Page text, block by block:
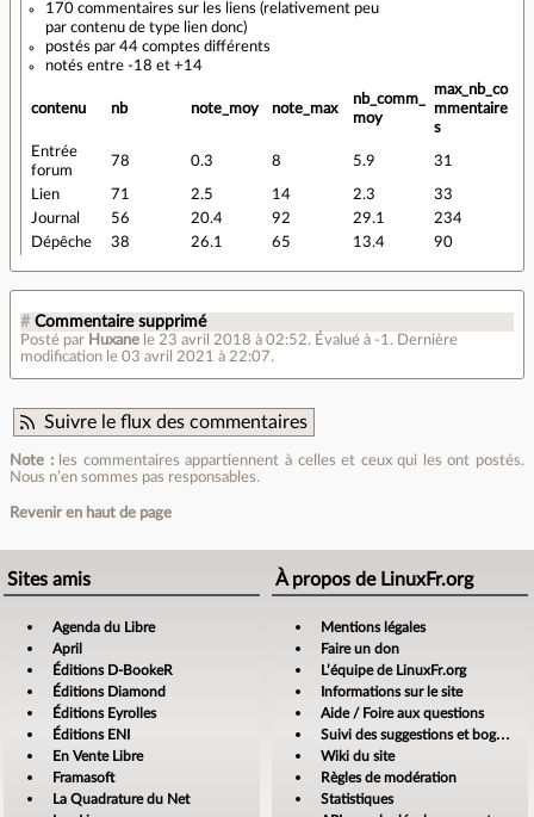
170 commentaires sur les liens (relativement peu
par contenu de type lien donc)
postés par 44 comptes différents
notés entre -18 et +14
contenu nb note_moy note_max
nb_comm_
moy
max_nb_co
mmentaire
s
Entrée
forum
78 0.3 8 5.9 31
Lien 71 2.5 14 2.3
33
Journal
56 20.4 92 29.1
234
Dépêche
38 26.1 65 13.4 90
# Commentaire supprimé
Posté par Huxane le 23 avril 2018 à 02:52. Évalué à -1. Dernière
modification le 03 avril 2021 à 22:07.
Suivre le flux des commentaires
Note :les commentaires appartiennent à celles et ceux qui les ont postés.
Nous n’en sommes pas responsables.
Revenir en haut de page
Sites amis
Agenda du Libre
April
Éditions D-BookeR
Éditions Diamond
Éditions Eyrolles
Éditions ENI
En Vente Libre
Framasoft
La Quadrature du Net
À propos de LinuxFr.org
Mentions légales
Faire un don
L’équipe de LinuxFr.org
Informations sur le site
Aide / Foire aux questions
Suivi des suggestions et bogues
Wiki du site
Règles de modération
Statistiques